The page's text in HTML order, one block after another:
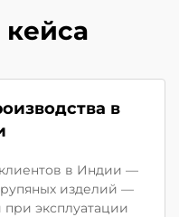
в
в Индии —
изделий —
при эксплуатации